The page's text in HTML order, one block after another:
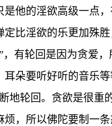
他的淫欲高级一点
比淫欲的乐更加殊胜
有轮回是因为贪爱
朵要听好听的音乐
地轮回。贪欲是很
，所以佛陀要制一